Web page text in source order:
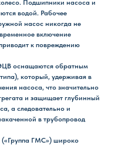
Подшипники насоса и
водой. Рабочее
насос никогда не
включение
к повреждению
оснащаются обратным
который, удерживая в
насоса, что значительно
и защищает глубинный
а следовательно и
в трубопровод
ГМС») широко